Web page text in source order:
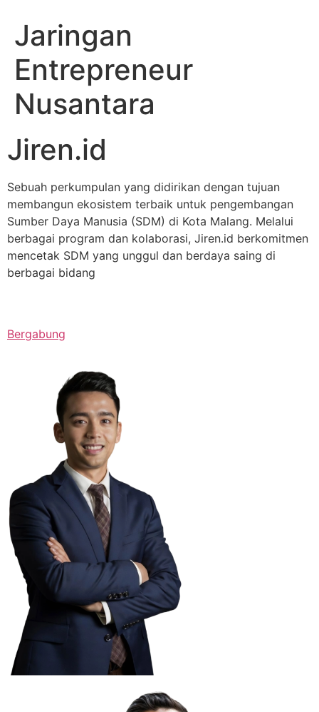
Jaringan
Entrepreneur
Nusantara
Jiren.id
Sebuah perkumpulan yang didirikan dengan tujuan
membangun ekosistem terbaik untuk pengembangan
Sumber Daya Manusia (SDM) di Kota Malang. Melalui
berbagai program dan kolaborasi, Jiren.id berkomitmen
mencetak SDM yang unggul dan berdaya saing di
berbagai bidang
Bergabung